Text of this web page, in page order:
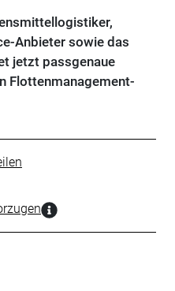
Anbieter sowie das
jetzt passgenaue
Flottenmanagement-